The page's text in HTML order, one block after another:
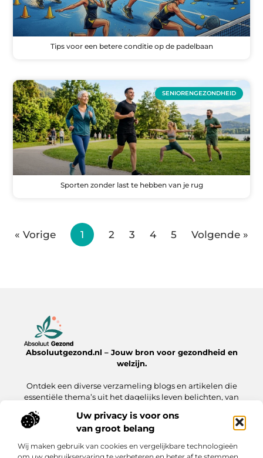
Uw privacy is voor ons
van groot belang
Wij maken gebruik van cookies en vergelijkbare technologieën
Tips voor een betere conditie op de padelbaan
SENIORENGEZONDHEID
Sporten zonder last te hebben van je rug
« Vorige 1 2 3 4 5 Volgende »
Absoluutgezond.nl – Jouw bron voor gezondheid en
welzijn.
Ontdek een diverse verzameling blogs en artikelen die
essentiële thema’s uit het dagelijks leven belichten, van